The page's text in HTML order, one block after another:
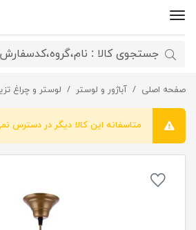
صفحه اصلی آباژور و لوستر لوستر و چراغ لوستر آویز فلزی 3023
متاسفانه این کالا دیگر در دسترس